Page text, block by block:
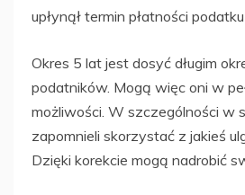
upłynął termin płatności
Okres 5 lat jest dosyć długim
podatników. Mogą więc oni w
możliwości. W szczególności w
zapomnieli skorzystać z jakieś
Dzięki korekcie mogą nadrobić